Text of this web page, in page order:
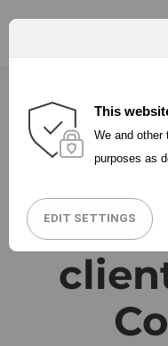
This
We and other
purposes as
EDIT SETTINGS